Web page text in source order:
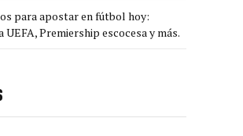
para apostar en fútbol hoy:
Premiership escocesa y más.